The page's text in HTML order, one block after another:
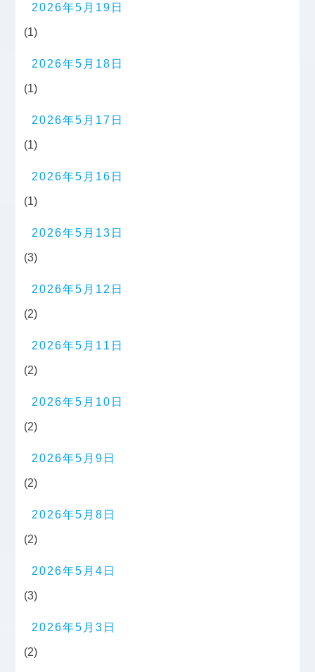
2026年5月19日
(1)
2026年5月18日
(1)
2026年5月17日
(1)
2026年5月16日
(1)
2026年5月13日
(3)
2026年5月12日
(2)
2026年5月11日
(2)
2026年5月10日
(2)
2026年5月9日
(2)
2026年5月8日
(2)
2026年5月4日
(3)
2026年5月3日
(2)